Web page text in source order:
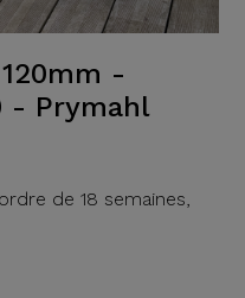
-
- Prymahl
de 18 semaines,